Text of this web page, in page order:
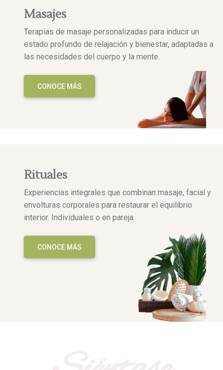
Masajes
Terapias de masaje personalizadas para inducir un
estado profundo de relajación y bienestar, adaptadas a
las necesidades del cuerpo y la mente.
CONOCE MÁS
Rituales
Experiencias integrales que combinan masaje, facial y
envolturas corporales para restaurar el equilibrio
interior. Individuales o en pareja.
CONOCE MÁS